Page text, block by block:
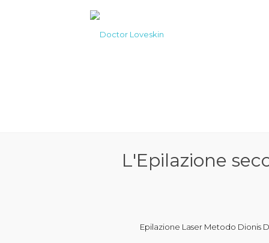
L'Epilazione
Epilazione Laser Metodo Dionis